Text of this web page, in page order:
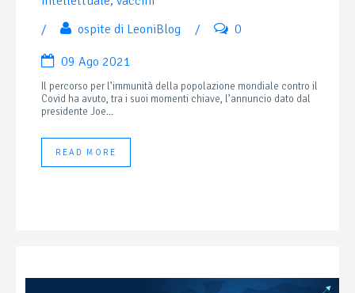
/
ospite di LeoniBlog / 0
09 Ago 2021
Il percorso per l’immunità della popolazione mondiale contro il
Covid ha avuto, tra i suoi momenti chiave, l’annuncio dato dal
presidente Joe...
READ MORE